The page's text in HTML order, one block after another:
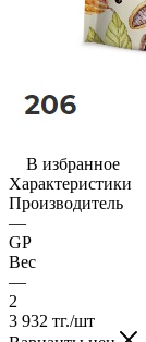
В избранное
Характеристики
Производитель
—
GP
Вес
—
2
3 932 тг./шт